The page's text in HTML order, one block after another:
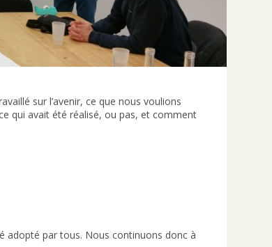
sur l’avenir, ce que nous voulions
qui avait été réalisé, ou pas, et comment
adopté par tous. Nous continuons donc à